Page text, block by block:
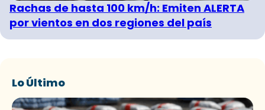
Rachas de hasta 100 km/h: Emiten ALERTA
por vientos en dos regiones del país
Lo Último